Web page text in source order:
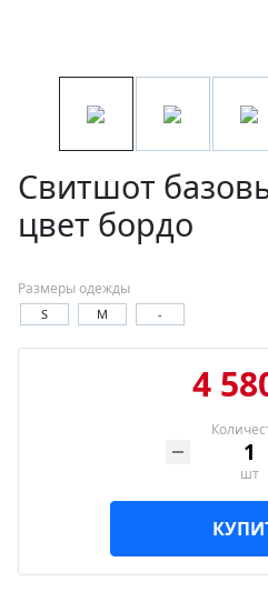
Свитшот
цвет бордо
Размеры одежды
S M -
4
шт